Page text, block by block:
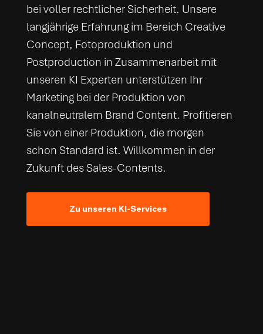
bei voller rechtlicher Sicherheit. Unsere
langjährige Erfahrung im Bereich Creative
Concept, Fotoproduktion und
Postproduction in Zusammenarbeit mit
unseren KI Experten unterstützen Ihr
Marketing bei der Produktion von
kanalneutralem Brand Content. Profitieren
Sie von einer Produktion, die morgen
schon Standard ist. Willkommen in der
Zukunft des Sales-Contents.
Zu unseren KI-Services